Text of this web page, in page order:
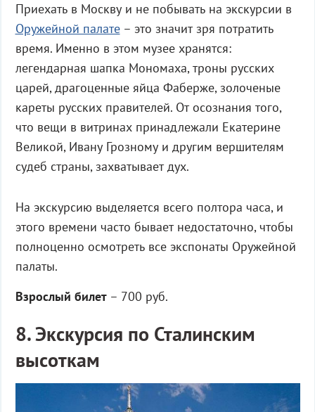
Приехать в Москву и не побывать на экскурсии в
Оружейной палате– это значит зря потратить
время. Именно в этом музее хранятся:
легендарная шапка Мономаха, троны русских
царей, драгоценные яйца Фаберже, золоченые
кареты русских правителей. От осознания того,
что вещи в витринах принадлежали Екатерине
Великой, Ивану Грозному и другим вершителям
судеб страны, захватывает дух.
На экскурсию выделяется всего полтора часа, и
этого времени часто бывает недостаточно, чтобы
полноценно осмотреть все экспонаты Оружейной
палаты.
Взрослый билет– 700 руб.
8. Экскурсия по Сталинским
высоткам